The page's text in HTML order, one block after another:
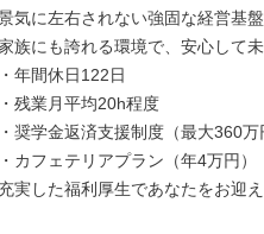
気に左右されない強固な経営基
族にも誇れる環境で、安心して未
・年間休日122日
・残業月平均20h程度
・奨学金返済支援制度（最大360万
・カフェテリアプラン（年4万円）
充実した福利厚生であなたをお迎え